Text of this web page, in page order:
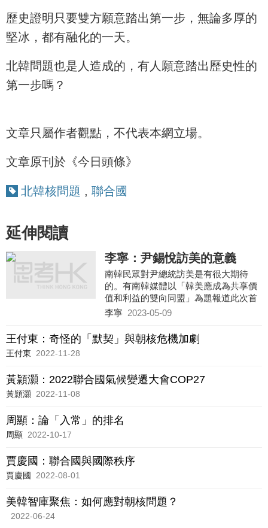
歷史證明只要雙方願意踏出第一步，無論多厚的
堅冰，都有融化的一天。
北韓問題也是人造成的，有人願意踏出歷史性的
第一步嗎？
文章只屬作者觀點，不代表本網立場。
文章原刊於《今日頭條》
北韓核問題 , 聯合國
延伸閱讀
李寧：尹錫悅訪美的意義
南韓民眾對尹總統訪美是有很大期待
的。有南韓媒體以「韓美應成為共享價
值和利益的雙向同盟」為題報道此次首
腦會晤，從側面反映出南韓民眾並不認
那裡得到與其付出相匹配的對待。
李寧 2023-05-09
王付東：奇怪的「默契」與朝核危機加劇
王付東 2022-11-28
黃頴灝：2022聯合國氣候變遷大會COP27
黃頴灝 2022-11-08
周顯：論「入常」的排名
周顯 2022-10-17
賈慶國：聯合國與國際秩序
賈慶國 2022-08-01
美韓智庫聚焦：如何應對朝核問題？
2022-06-24